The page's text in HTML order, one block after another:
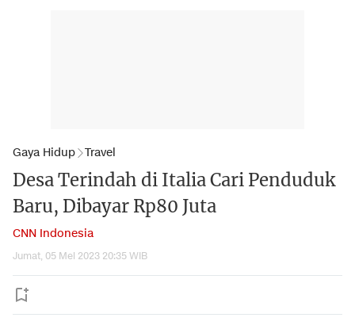
Gaya Hidup Travel
Desa Terindah di Italia Cari Penduduk
Baru, Dibayar Rp80 Juta
CNN Indonesia
Jumat, 05 Mei 2023 20:35 WIB